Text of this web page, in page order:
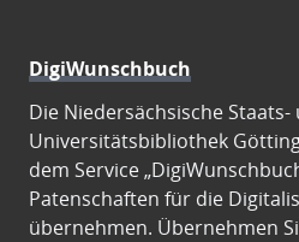
DigiWunschbuch
Die Niedersächsische Staats-
Universitätsbibliothek
dem Service
Patenschaften für die
übernehmen. Übernehmen